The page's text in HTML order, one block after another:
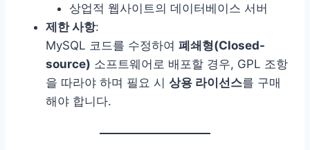
상업적 웹사이트의 데이터베이스 서버
제한 사항:
MySQL 코드를 수정하여 폐쇄형(Closed-
source) 소프트웨어로 배포할 경우, GPL 조항
을 따라야 하며 필요 시 상용 라이선스를 구매
해야 합니다.